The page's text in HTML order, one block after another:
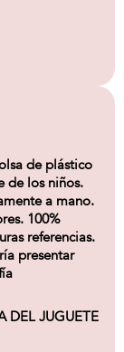
de plástico
de los niños.
a mano.
100%
referencias.
presentar
DEL JUGUETE